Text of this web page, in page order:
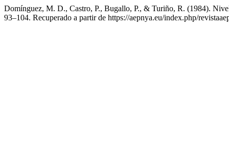
Domínguez, M. D., Castro, P., Bugallo, P., & Turiño, R. (1984).
93–104. Recuperado a partir de https://aepnya.eu/index.php/